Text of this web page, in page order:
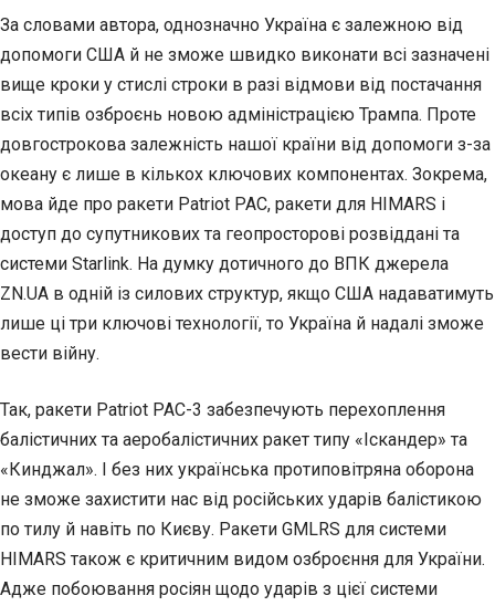
За словами автора, однозначно Україна є залежною від
допомоги США й не зможе швидко виконати всі зазначені
вище кроки у стислі строки в разі відмови від постачання
всіх типів озброєнь новою адміністрацією Трампа. Проте
довгострокова залежність нашої країни від допомоги з-за
океану є лише в кількох ключових компонентах. Зокрема,
мова йде про ракети Patriot PAC, ракети для HIMARS і
доступ до супутникових та геопросторові розвіддані та
системи Starlink. На думку дотичного до ВПК джерела
ZN.UA в одній із силових структур, якщо США надаватимуть
лише ці три ключові технології, то Україна й надалі зможе
вести війну.
Так, ракети Patriot PAC-3 забезпечують перехоплення
балістичних та аеробалістичних ракет типу «Іскандер» та
«Кинджал». І без них українська протиповітряна оборона
не зможе захистити нас від російських ударів балістикою
по тилу й навіть по Києву. Ракети GMLRS для системи
HIMARS також є критичним видом озброєння для України.
Адже побоювання росіян щодо ударів з цієї системи